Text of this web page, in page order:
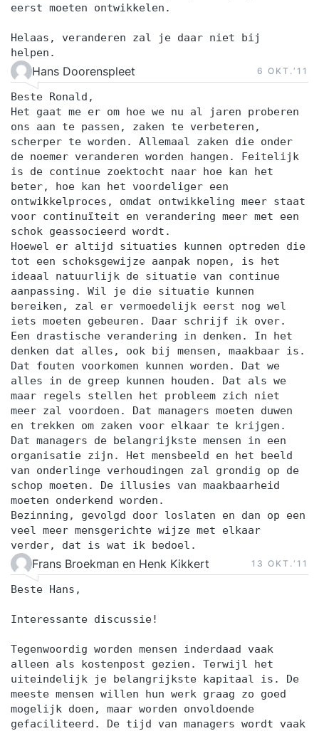
eerst moeten ontwikkelen.
Helaas, veranderen zal je daar niet bij
helpen.
Hans Doorenspleet 6 OKT.‘11
Beste Ronald,
Het gaat me er om hoe we nu al jaren proberen
ons aan te passen, zaken te verbeteren,
scherper te worden. Allemaal zaken die onder
de noemer veranderen worden hangen. Feitelijk
is de continue zoektocht naar hoe kan het
beter, hoe kan het voordeliger een
ontwikkelproces, omdat ontwikkeling meer staat
voor continuïteit en verandering meer met een
schok geassocieerd wordt.
Hoewel er altijd situaties kunnen optreden die
tot een schoksgewijze aanpak nopen, is het
ideaal natuurlijk de situatie van continue
aanpassing. Wil je die situatie kunnen
bereiken, zal er vermoedelijk eerst nog wel
iets moeten gebeuren. Daar schrijf ik over.
Een drastische verandering in denken. In het
denken dat alles, ook bij mensen, maakbaar is.
Dat fouten voorkomen kunnen worden. Dat we
alles in de greep kunnen houden. Dat als we
maar regels stellen het probleem zich niet
meer zal voordoen. Dat managers moeten duwen
en trekken om zaken voor elkaar te krijgen.
Dat managers de belangrijkste mensen in een
organisatie zijn. Het mensbeeld en het beeld
van onderlinge verhoudingen zal grondig op de
schop moeten. De illusies van maakbaarheid
moeten onderkend worden.
Bezinning, gevolgd door loslaten en dan op een
veel meer mensgerichte wijze met elkaar
verder, dat is wat ik bedoel.
Frans Broekman en Henk Kikkert 13 OKT.‘11
Beste Hans,
Interessante discussie!
Tegenwoordig worden mensen inderdaad vaak
alleen als kostenpost gezien. Terwijl het
uiteindelijk je belangrijkste kapitaal is. De
meeste mensen willen hun werk graag zo goed
mogelijk doen, maar worden onvoldoende
gefaciliteerd. De tijd van managers wordt vaak